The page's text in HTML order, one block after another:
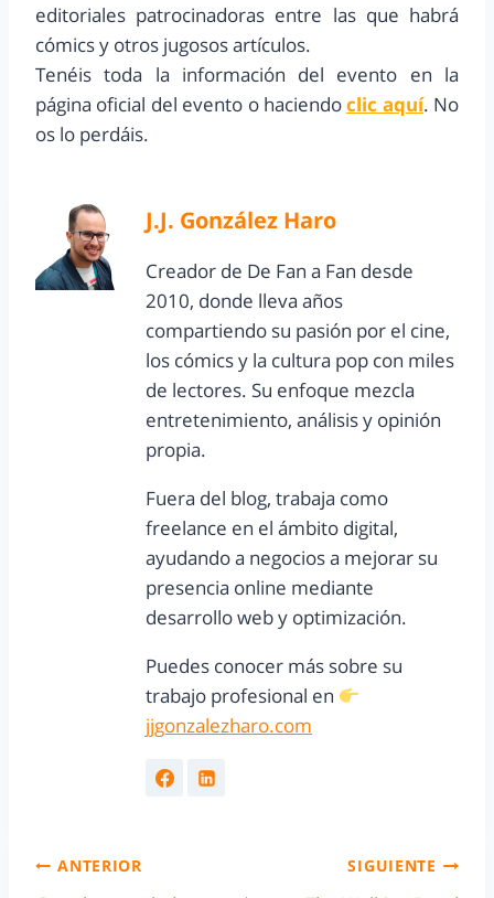
editoriales patrocinadoras entre las que habrá
cómics y otros jugosos artículos.
Tenéis toda la información del evento en la
página oficial del evento o haciendoclic aquí. No
os lo perdáis.
J.J. González Haro
Creador de De Fan a Fan desde
2010, donde lleva años
compartiendo su pasión por el cine,
los cómics y la cultura pop con miles
de lectores. Su enfoque mezcla
entretenimiento, análisis y opinión
propia.
Fuera del blog, trabaja como
freelance en el ámbito digital,
ayudando a negocios a mejorar su
presencia online mediante
desarrollo web y optimización.
Puedes conocer más sobre su
trabajo profesional en
jjgonzalezharo.com
ANTERIOR SIGUIENTE